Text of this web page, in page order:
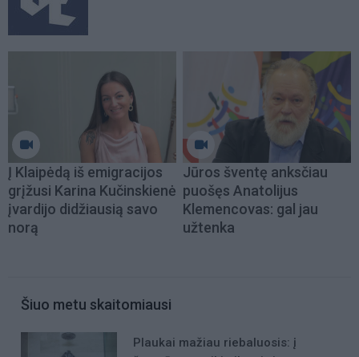
Į Klaipėdą iš emigracijos
grįžusi Karina Kučinskienė
įvardijo didžiausią savo
norą
Jūros šventę anksčiau
puošęs Anatolijus
Klemencovas: gal jau
užtenka
Šiuo metu skaitomiausi
Plaukai mažiau riebaluosis: į